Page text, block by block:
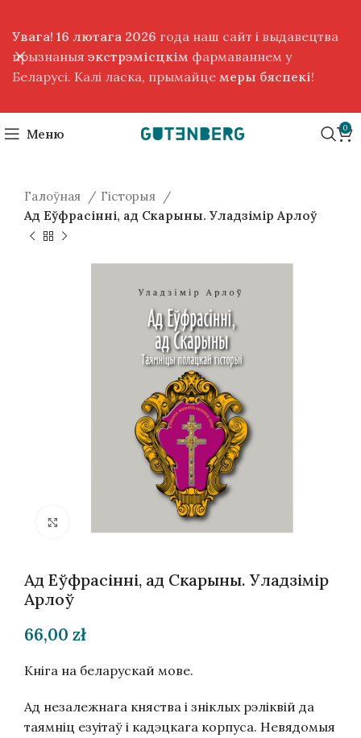
Меню 0
Галоўная
Гісторыя
Ад Еўфрасінні, ад Скарыны. Уладзімір Арлоў
Націсніце, каб павялічыць
Ад Еўфрасінні, ад Скарыны. Уладзімір
Арлоў
66,00 zł
Кніга на беларускай мове.
Ад незалежнага княства і зніклых рэліквій да
таямніц езуітаў і кадэцкага корпуса. Невядомыя
Увага! 16 лютага 2026 года наш сайт і выдавецтва
прызнаныя экстрэмісцкім фармаваннем у
Беларусі. Калі ласка, прымайце меры бяспекі!